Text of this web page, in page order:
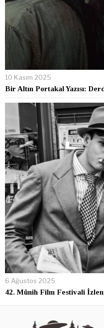
10 Kasım 2025
Bir Altın Portakal Yazısı:
6 Ağustos 2025
42. Münih Film Festivali